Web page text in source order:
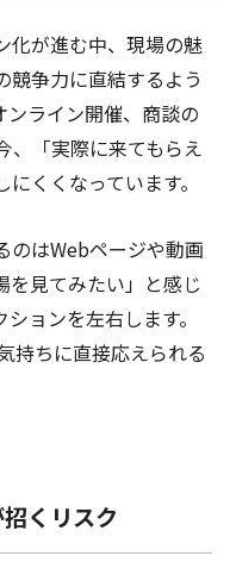
化が進む中、現場の魅
競争力に直結するよう
ンライン開催、商談の
、「実際に来てもらえ
くくなっています。
のはWebページや動画
を見てみたい」と感じ
ョンを左右します。
持ちに直接応えられる
くリスク